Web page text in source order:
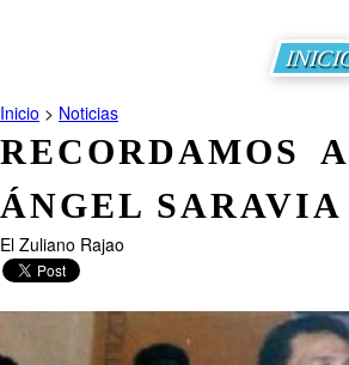
Inicio > Noticias
RECORDAMOS
ÁNGEL SARAVIA
El Zuliano Rajao